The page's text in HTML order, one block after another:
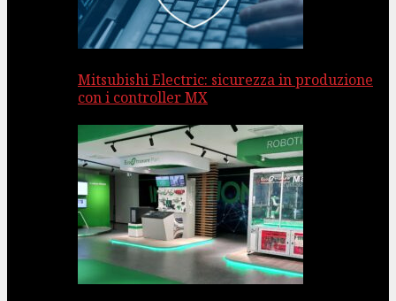
Mitsubishi Electric: sicurezza in produzione
con i controller MX